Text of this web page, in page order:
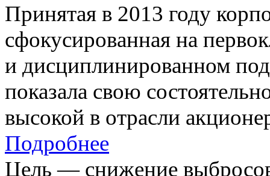
Принятая в 2013 году
сфокусированная на
и дисциплинированном
показала свою
высокой в отрасли
Подробнее
Цель — снижение